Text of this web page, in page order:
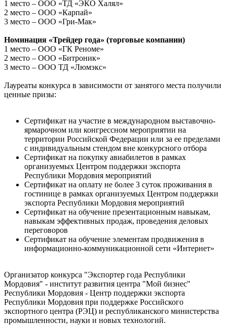
1 место – ООО «ТД «ЭКО Халял»
2 место – ООО «Карпай»
3 место – ООО «Гри-Мак»
Номинация «Трейдер года» (торговые компании)
1 место – ООО «ГК Реноме»
2 место – ООО «Битроник»
3 место – ООО ТД «Люмэкс»
Лауреаты конкурса в зависимости от занятого места получили
ценные призы:
Сертификат на участие в международном выставочно-
ярмарочном или конгрессном мероприятии на
территории Российской Федерации или за ее пределами
с индивидуальным стендом вне конкурсного отбора
Сертификат на покупку авиабилетов в рамках
организуемых Центром поддержки экспорта
Республики Мордовия мероприятий
Сертификат на оплату не более 3 суток проживания в
гостинице в рамках организуемых Центром поддержки
экспорта Республики Мордовия мероприятий
Сертификат на обучение презентационным навыкам,
навыкам эффективных продаж, проведения деловых
переговоров
Сертификат на обучение элементам продвижения в
информационно-коммуникационной сети «Интернет»
Организатор конкурса "Экспортер года Республики
Мордовия" - институт развития центра "Мой бизнес"
Республики Мордовия - Центр поддержки экспорта
Республики Мордовия при поддержке Российского
экспортного центра (РЭЦ) и республиканского министерства
промышленности, науки и новых технологий.